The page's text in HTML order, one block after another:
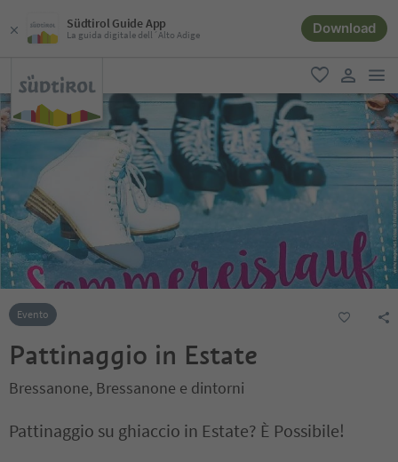
Südtirol Guide App
La guida digitale dell´Alto Adige Download
favoriti
user link
Evento
Pattinaggio in Estate
Bressanone, Bressanone e dintorni
Pattinaggio su ghiaccio in Estate? È Possibile!